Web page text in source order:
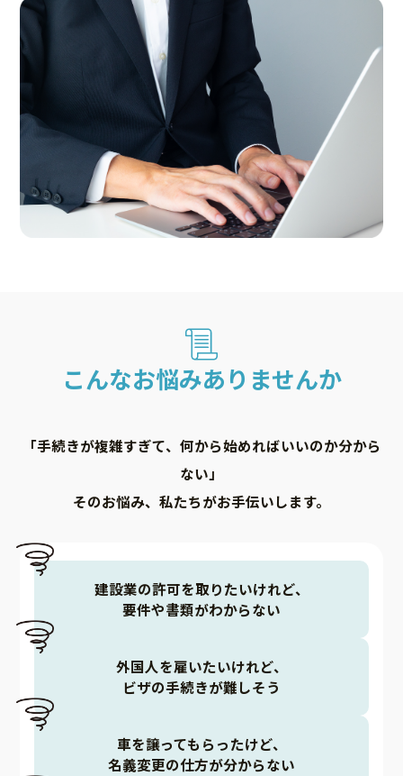
こんなお悩みありませんか
「手続きが複雑すぎて、何から始めればいいのか分から
ない」
そのお悩み、私たちがお手伝いします。
建設業の許可を取りたいけれど、
要件や書類がわからない
外国人を雇いたいけれど、
ビザの手続きが難しそう
車を譲ってもらったけど、
名義変更の仕方が分からない